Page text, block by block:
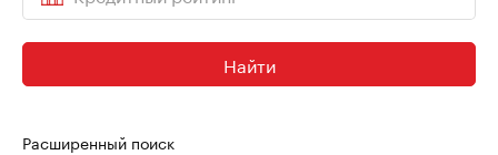
Найти
Расширенный поиск